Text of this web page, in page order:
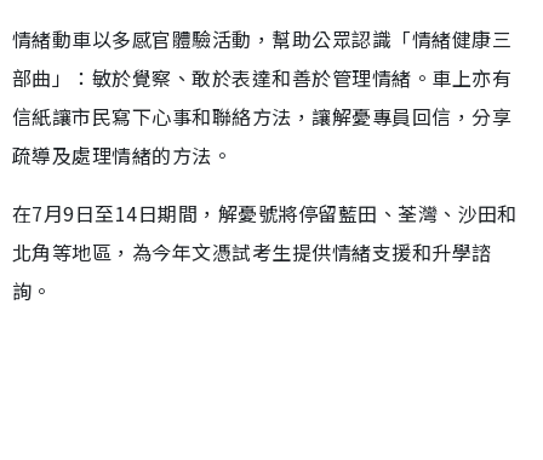
情緒動車以多感官體驗活動，幫助公眾認識「情緒健康三
部曲」：敏於覺察、敢於表達和善於管理情緒。車上亦有
信紙讓市民寫下心事和聯絡方法，讓解憂專員回信，分享
疏導及處理情緒的方法。
在7月9日至14日期間，解憂號將停留藍田、荃灣、沙田和
北角等地區，為今年文憑試考生提供情緒支援和升學諮
詢。